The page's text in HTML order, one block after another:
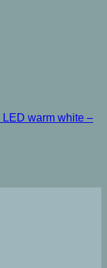
warm white –